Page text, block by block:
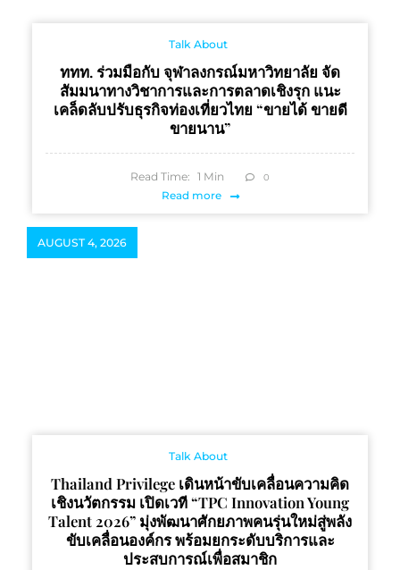
Talk About
ททท. ร่วมมือกับ จุฬาลงกรณ์มหาวิทยาลัย จัด
สัมมนาทางวิชาการและการตลาดเชิงรุก แนะ
เคล็ดลับปรับธุรกิจท่องเที่ยวไทย “ขายได้ ขายดี
ขายนาน”
Read Time: 1 Min 0
Read more
AUGUST 4, 2026
Talk About
Thailand Privilege เดินหน้าขับเคลื่อนความคิด
เชิงนวัตกรรม เปิดเวที “TPC Innovation Young
Talent 2026” มุ่งพัฒนาศักยภาพคนรุ่นใหม่สู่พลัง
ขับเคลื่อนองค์กร พร้อมยกระดับบริการและ
ประสบการณ์เพื่อสมาชิก